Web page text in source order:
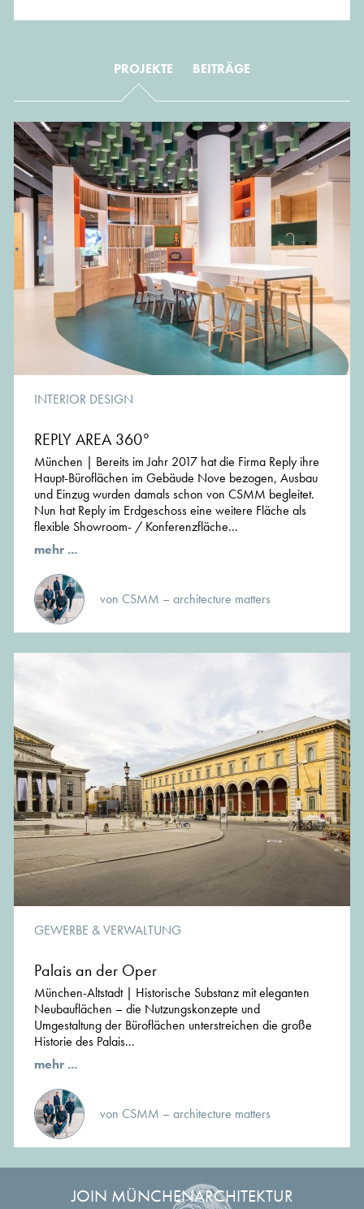
Anfang an - ob Workplace-Konzept, Change-
Management oder Gebäudeentwicklung. Gestaltung,
Nachhaltigkeit und Strategie zusammenzudenken ist nicht
nur Haltung, sondern Ausgangspunkt jedes Projekts.
www.cs-mm.com
PROJEKTE BEITRÄGE
INTERIOR DESIGN
REPLY AREA 360°
München | Bereits im Jahr 2017 hat die Firma Reply ihre
Haupt-Büroflächen im Gebäude Nove bezogen, Ausbau
und Einzug wurden damals schon von CSMM begleitet.
Nun hat Reply im Erdgeschoss eine weitere Fläche als
flexible Showroom- / Konferenzfläche...
mehr ...
von CSMM – architecture matters
GEWERBE & VERWALTUNG
Palais an der Oper
München-Altstadt | Historische Substanz mit eleganten
Neubauflächen – die Nutzungskonzepte und
Umgestaltung der Büroflächen unterstreichen die große
Historie des Palais...
mehr ...
von CSMM – architecture matters
JOIN MÜNCHENARCHITEKTUR